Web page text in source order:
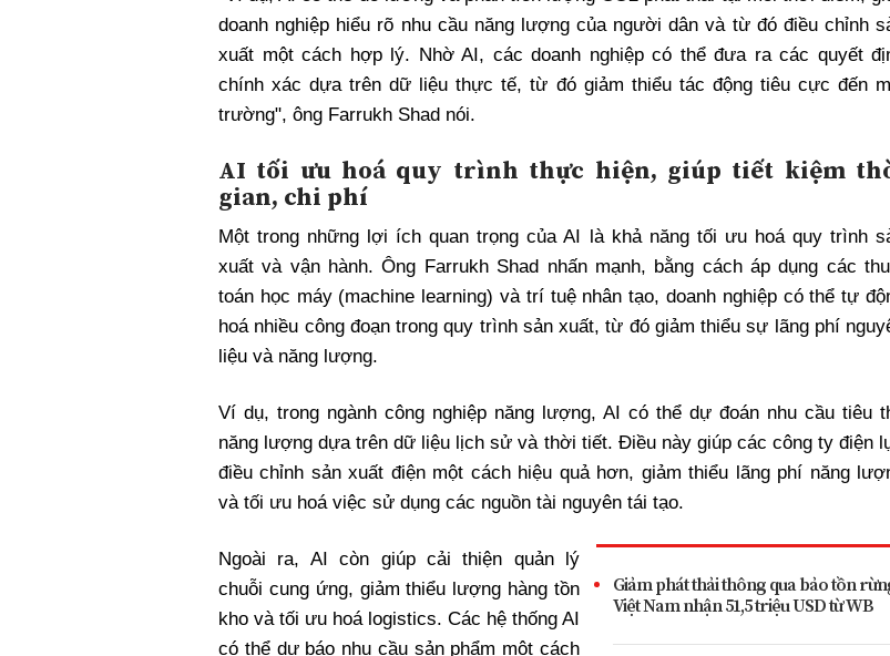
doanh nghiệp hiểu rõ nhu cầu năng lượng của người dân và từ đó điều chỉnh
xuất một cách hợp lý. Nhờ AI, các doanh nghiệp có thể đưa ra các quyết
chính xác dựa trên dữ liệu thực tế, từ đó giảm thiểu tác động tiêu cực đến
trường", ông Farrukh Shad nói.
AI tối ưu hoá quy trình thực hiện, giúp tiết kiệm
gian, chi phí
Một trong những lợi ích quan trọng của AI là khả năng tối ưu hoá quy trình
xuất và vận hành. Ông Farrukh Shad nhấn mạnh, bằng cách áp dụng các
toán học máy (machine learning) và trí tuệ nhân tạo, doanh nghiệp có thể tự
hoá nhiều công đoạn trong quy trình sản xuất, từ đó giảm thiểu sự lãng phí
liệu và năng lượng.
Ví dụ, trong ngành công nghiệp năng lượng, AI có thể dự đoán nhu cầu tiêu
năng lượng dựa trên dữ liệu lịch sử và thời tiết. Điều này giúp các công ty điện
điều chỉnh sản xuất điện một cách hiệu quả hơn, giảm thiểu lãng phí năng
và tối ưu hoá việc sử dụng các nguồn tài nguyên tái tạo.
Giảm phát thải thông qua bảo tồn
Việt Nam nhận 51,5 triệu USD từ WB
Ngoài ra, AI còn giúp cải thiện quản lý
chuỗi cung ứng, giảm thiểu lượng hàng tồn
kho và tối ưu hoá logistics. Các hệ thống AI
có thể dự báo nhu cầu sản phẩm một cách